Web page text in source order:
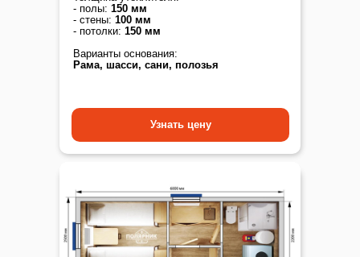
Узнать цену
- полы: 150 мм
- стены: 100 мм
- потолки: 150 мм
Варианты основания:
Рама, шасси, сани, полозья